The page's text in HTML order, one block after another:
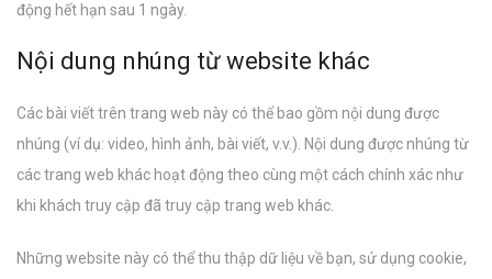
động hết hạn sau 1 ngày.
Nội dung nhúng từ website khác
Các bài viết trên trang web này có thể bao gồm nội dung được
nhúng (ví dụ: video, hình ảnh, bài viết, v.v.). Nội dung được nhúng từ
các trang web khác hoạt động theo cùng một cách chính xác như
khi khách truy cập đã truy cập trang web khác.
Những website này có thể thu thập dữ liệu về bạn, sử dụng cookie,